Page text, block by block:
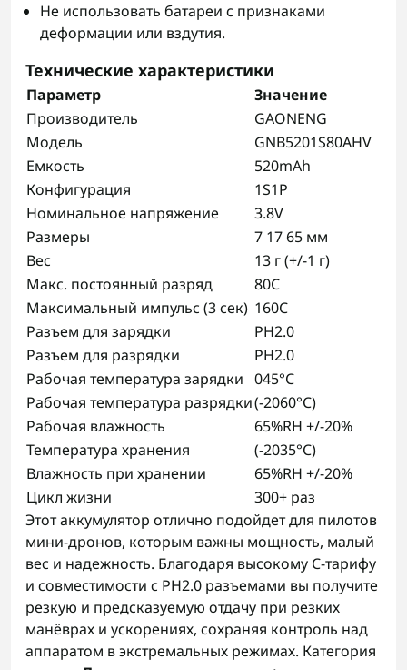
Не использовать батареи с признаками
деформации или вздутия.
Технические характеристики
Параметр
Значение
Производитель
GAONENG
Модель
GNB5201S80AHV
Емкость
520mAh
Конфигурация
1S1P
Номинальное напряжение
3.8V
Размеры
7 17 65 мм
Вес
13 г (+/-1 г)
Макс. постоянный разряд
80C
Максимальный импульс (3 сек) 160C
Разъем для зарядки
PH2.0
Разъем для разрядки
PH2.0
Рабочая температура зарядки 045°C
Рабочая температура разрядки(-2060°C)
Рабочая влажность
65%RH +/-20%
Температура хранения
(-2035°C)
Влажность при хранении
65%RH +/-20%
Цикл жизни
300+ раз
Этот аккумулятор отлично подойдет для пилотов
мини-дронов, которым важны мощность, малый
вес и надежность. Благодаря высокому C-тарифу
и совместимости с PH2.0 разъемами вы получите
резкую и предсказуемую отдачу при резких
манёврах и ускорениях, сохраняя контроль над
аппаратом в экстремальных режимах. Категория